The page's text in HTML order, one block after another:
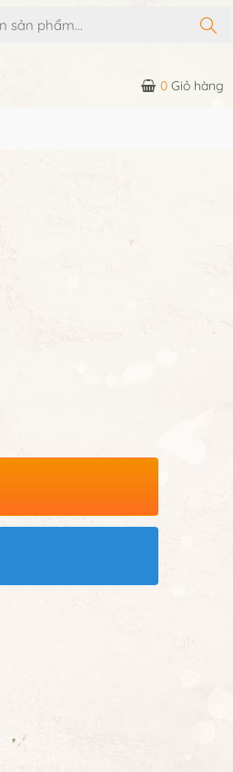
0 Giỏ hàng